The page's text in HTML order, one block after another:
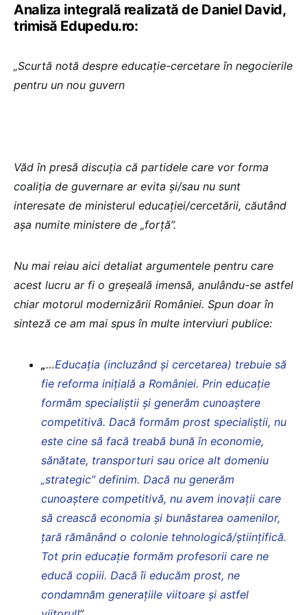
Analiza integrală realizată de Daniel David,
trimisă Edupedu.ro:
„Scurtă notă despre educație-cercetare în negocierile
pentru un nou guvern
Văd în presă discuția că partidele care vor forma
coaliția de guvernare ar evita și/sau nu sunt
interesate de ministerul educației/cercetării, căutând
așa numite ministere de „forță”.
Nu mai reiau aici detaliat argumentele pentru care
acest lucru ar fi o greșeală imensă, anulându-se astfel
chiar motorul modernizării României. Spun doar în
sinteză ce am mai spus în multe interviuri publice:
„…Educaţia (incluzând şi cercetarea) trebuie să
fie reforma iniţială a României. Prin educaţie
formăm specialiştii şi generăm cunoaştere
competitivă. Dacă formăm prost specialiştii, nu
este cine să facă treabă bună în economie,
sănătate, transporturi sau orice alt domeniu
„strategic” definim. Dacă nu generăm
cunoaştere competitivă, nu avem inovaţii care
să crească economia şi bunăstarea oamenilor,
ţară rămânând o colonie tehnologică/ştiinţifică.
Tot prin educaţie formăm profesorii care ne
educă copiii. Dacă îi educăm prost, ne
condamnăm generaţiile viitoare şi astfel